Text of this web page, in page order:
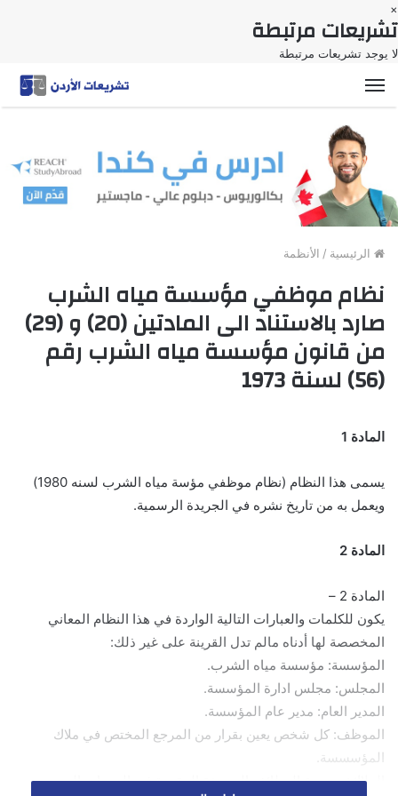
×
تشريعات مرتبطة
لا يوجد تشريعات مرتبطة
القائمة
الرئيسية / الأنظمة
نظام موظفي مؤسسة مياه الشرب
صارد بالاستناد الى المادتين (20) و (29)
من قانون مؤسسة مياه الشرب رقم
(56) لسنة 1973
المادة 1
يسمى هذا النظام (نظام موظفي مؤسة مياه الشرب لسنه 1980)
ويعمل به من تاريخ نشره في الجريدة الرسمية.
المادة 2
المادة 2 –
يكون للكلمات والعبارات التالية الواردة في هذا النظام المعاني
المخصصة لها أدناه مالم تدل القرينة على غير ذلك:
المؤسسة: مؤسسة مياه الشرب.
المجلس: مجلس ادارة المؤسسة.
المدير العام: مدير عام المؤسسة.
الموظف: كل شخص يعين بقرار من المرجع المختص في ملاك
المؤسسسة.
الملاك: مجموع الوظائف المصنفة المقررة في الدرجات المنصوص